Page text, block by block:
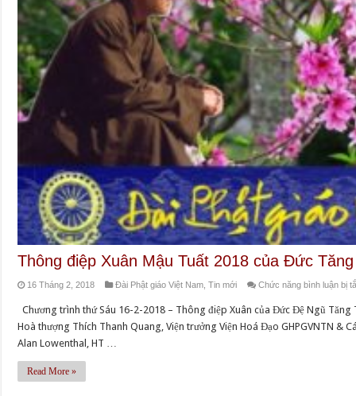
Lương
thức,
Tăng
Thống
Thích
Quảng
Độ,
giữ
lâu
năm
nhất
tại
Nam
Thông điệp Xuân Mậu Tuất 2018 của Đức
16 Tháng 2, 2018 Đài Phật giáo Việt Nam ,Tin mới Chức năng bình luận bị
Chương trình thứ Sáu 16-2-2018 – Thông điệp Xuân của Đức Đệ Ngũ
Hoà thượng Thích Thanh Quang, Viện trưởng Viện Hoá Đạo GHPGVNTN &
Alan Lowenthal, HT …
Read More »